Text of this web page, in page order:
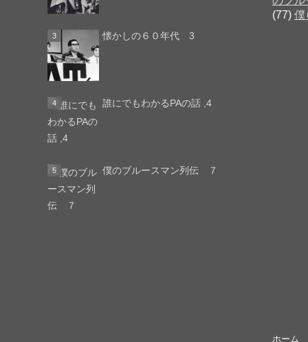
懐かしの６０年代 3
誰にでもわかるPAの話 ,4
僕のブルースマン列伝 ７
(77) 僕
ホーム